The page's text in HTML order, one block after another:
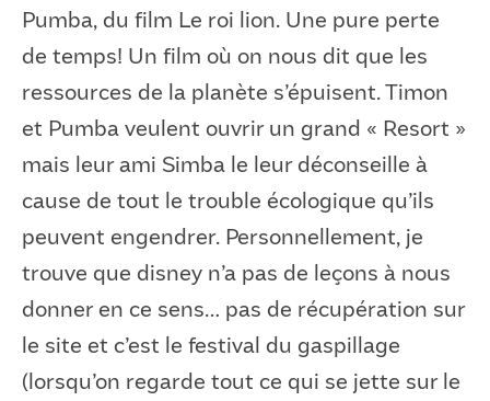
Pumba, du film Le roi lion. Une pure perte
de temps! Un film où on nous dit que les
ressources de la planète s’épuisent. Timon
et Pumba veulent ouvrir un grand « Resort »
mais leur ami Simba le leur déconseille à
cause de tout le trouble écologique qu’ils
peuvent engendrer. Personnellement, je
trouve que disney n’a pas de leçons à nous
donner en ce sens… pas de récupération sur
le site et c’est le festival du gaspillage
(lorsqu’on regarde tout ce qui se jette sur le